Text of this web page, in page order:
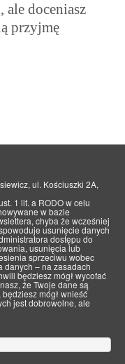
ale doceniasz
przyjmę
ul. Kościuszki 2A,
1 lit. a RODO w celu
w bazie
chyba że wcześniej
usunięcie danych
dostępu do
usunięcia lub
sprzeciwu wobec
danych – na zasadach
będziesz mógł wycofać
że Twoje dane są
mógł wnieść
jest dobrowolne, ale